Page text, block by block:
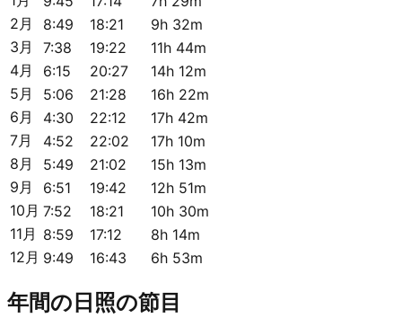
2月
8:49 18:21
9h 32m
3月
7:38 19:22
11h 44m
4月
6:15 20:27
14h 12m
5月
5:06 21:28
16h 22m
6月
4:30 22:12
17h 42m
7月
4:52 22:02
17h 10m
8月
5:49 21:02
15h 13m
9月
6:51 19:42
12h 51m
10月 7:52 18:21
10h 30m
11月 8:59 17:12
8h 14m
12月 9:49 16:43 6h 53m
年間の日照の節目